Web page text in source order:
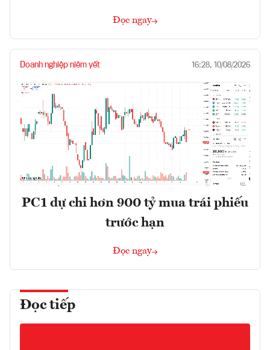
Đọc ngay
Doanh nghiệp niêm yết 16:28, 10/08/2026
PC1 dự chi hơn 900 tỷ mua trái phiếu
trước hạn
Đọc ngay
Đọc tiếp